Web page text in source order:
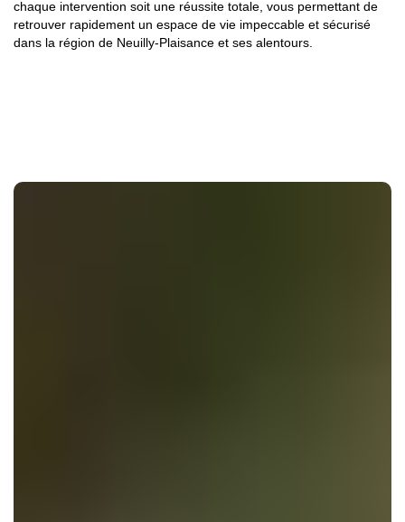
chaque intervention soit une réussite totale, vous permettant de
retrouver rapidement un espace de vie impeccable et sécurisé
dans la région de Neuilly-Plaisance et ses alentours.